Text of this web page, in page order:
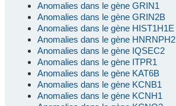
Anomalies dans le gène GRIN1
Anomalies dans le gène GRIN2B
Anomalies dans le gène HIST1H1E
Anomalies dans le gène HNRNPH2
Anomalies dans le gène IQSEC2
Anomalies dans le gène ITPR1
Anomalies dans le gène KAT6B
Anomalies dans le gène KCNB1
Anomalies dans le gène KCNH1